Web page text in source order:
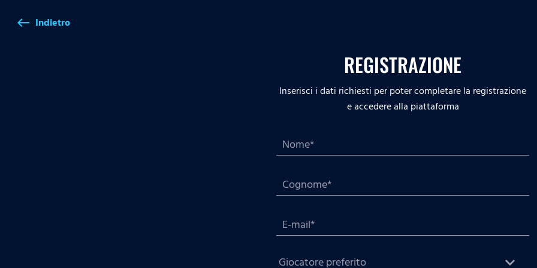
west Indietro
REGISTRAZIONE
Inserisci i dati richiesti per poter completare la registrazione
e accedere alla piattaforma